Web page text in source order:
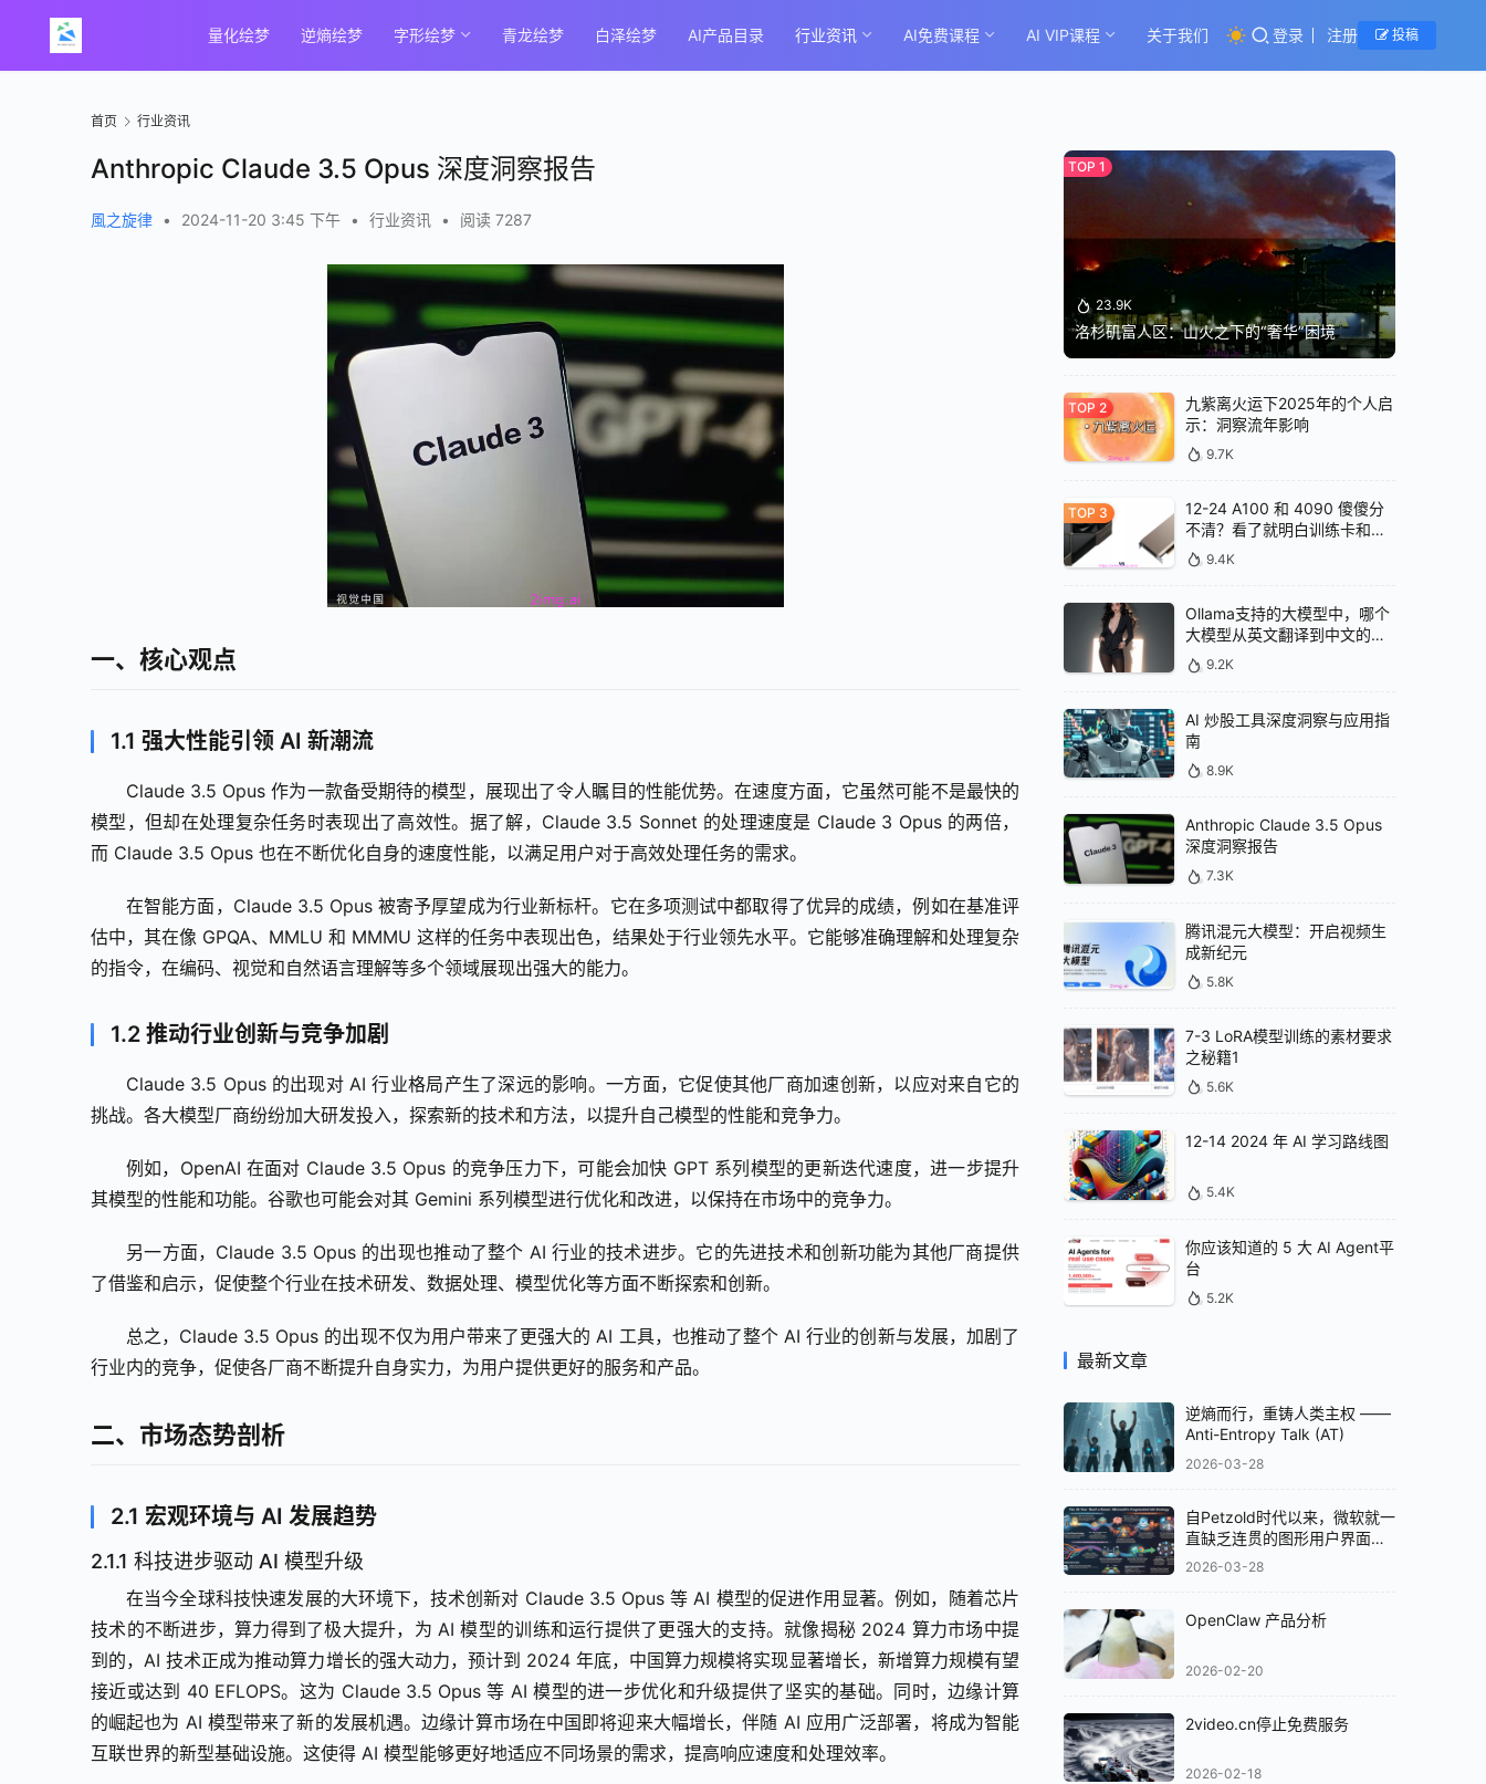
量化绘梦 逆熵绘梦 字形绘梦 青龙绘梦 白泽绘梦 AI产品目录 行业资讯 AI免费课程 AI VIP课程 关于我们 登录 注册 投稿
首页 行业资讯
Anthropic Claude 3.5 Opus 深度洞察报告
風之旋律 • 2024-11-20 3:45 下午 • 行业资讯 • 阅读 7287
一、核心观点
1.1 强大性能引领 AI 新潮流
Claude 3.5 Opus 作为一款备受期待的模型，展现出了令人瞩目的性能优势。在速度方面，它虽然可能不是最快的
模型，但却在处理复杂任务时表现出了高效性。据了解，Claude 3.5 Sonnet 的处理速度是 Claude 3 Opus 的两倍，
而 Claude 3.5 Opus 也在不断优化自身的速度性能，以满足用户对于高效处理任务的需求。
在智能方面，Claude 3.5 Opus 被寄予厚望成为行业新标杆。它在多项测试中都取得了优异的成绩，例如在基准评
估中，其在像 GPQA、MMLU 和 MMMU 这样的任务中表现出色，结果处于行业领先水平。它能够准确理解和处理复杂
的指令，在编码、视觉和自然语言理解等多个领域展现出强大的能力。
1.2 推动行业创新与竞争加剧
Claude 3.5 Opus 的出现对 AI 行业格局产生了深远的影响。一方面，它促使其他厂商加速创新，以应对来自它的
挑战。各大模型厂商纷纷加大研发投入，探索新的技术和方法，以提升自己模型的性能和竞争力。
例如，OpenAI 在面对 Claude 3.5 Opus 的竞争压力下，可能会加快 GPT 系列模型的更新迭代速度，进一步提升
其模型的性能和功能。谷歌也可能会对其 Gemini 系列模型进行优化和改进，以保持在市场中的竞争力。
另一方面，Claude 3.5 Opus 的出现也推动了整个 AI 行业的技术进步。它的先进技术和创新功能为其他厂商提供
了借鉴和启示，促使整个行业在技术研发、数据处理、模型优化等方面不断探索和创新。
总之，Claude 3.5 Opus 的出现不仅为用户带来了更强大的 AI 工具，也推动了整个 AI 行业的创新与发展，加剧了
行业内的竞争，促使各厂商不断提升自身实力，为用户提供更好的服务和产品。
二、市场态势剖析
2.1 宏观环境与 AI 发展趋势
2.1.1 科技进步驱动 AI 模型升级
在当今全球科技快速发展的大环境下，技术创新对 Claude 3.5 Opus 等 AI 模型的促进作用显著。例如，随着芯片
技术的不断进步，算力得到了极大提升，为 AI 模型的训练和运行提供了更强大的支持。就像揭秘 2024 算力市场中提
到的，AI 技术正成为推动算力增长的强大动力，预计到 2024 年底，中国算力规模将实现显著增长，新增算力规模有望
接近或达到 40 EFLOPS。这为 Claude 3.5 Opus 等 AI 模型的进一步优化和升级提供了坚实的基础。同时，边缘计算
的崛起也为 AI 模型带来了新的发展机遇。边缘计算市场在中国即将迎来大幅增长，伴随 AI 应用广泛部署，将成为智能
互联世界的新型基础设施。这使得 AI 模型能够更好地适应不同场景的需求，提高响应速度和处理效率。
23.9K
洛杉矶富人区：山火之下的“奢华”困境
九紫离火运下2025年的个人启
示：洞察流年影响
9.7K
12-24 A100 和 4090 傻傻分
不清？看了就明白训练卡和推
理卡的区别
9.4K
Ollama支持的大模型中，哪个
大模型从英文翻译到中文的效
果最好
9.2K
AI 炒股工具深度洞察与应用指
南
8.9K
Anthropic Claude 3.5 Opus
深度洞察报告
7.3K
腾讯混元大模型：开启视频生
成新纪元
5.8K
7-3 LoRA模型训练的素材要求
之秘籍1
5.6K
12-14 2024 年 AI 学习路线图
5.4K
你应该知道的 5 大 AI Agent平
台
5.2K
最新文章
逆熵而行，重铸人类主权 ——
Anti-Entropy Talk (AT)
2026-03-28
自Petzold时代以来，微软就一
直缺乏连贯的图形用户界面
（GUI）策略
2026-03-28
OpenClaw 产品分析
2026-02-20
2video.cn停止免费服务
2026-02-18